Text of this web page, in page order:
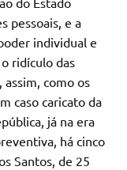
pessoais, e a
individual e
ridículo das
como os
caso caricato da
já na era
há cinco
Santos, de 25